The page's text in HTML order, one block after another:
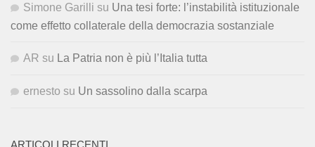
Simone Garilli su Una tesi forte: l’instabilità istituzionale
come effetto collaterale della democrazia sostanziale
AR su La Patria non è più l’Italia tutta
ernesto su Un sassolino dalla scarpa